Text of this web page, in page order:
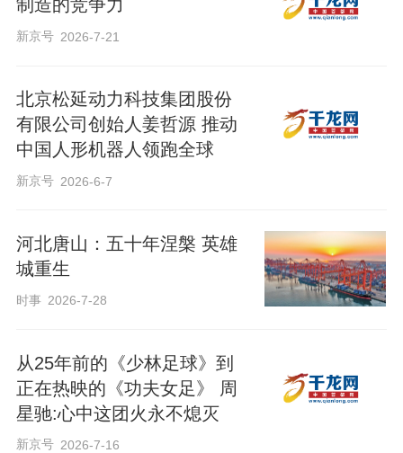
以做成扫地机器人那样，陪伴聊天可以做
成智能音箱那样，工业劳动可以做成机械
高效、更便宜、更省电的设计方案。就算
做成人形，现在的宇树一类的双足机器人
的工业设计也都更像类人家用电器而不是
人本身。人形，本身就是一种审美需求和
多数人身上，最终都会指向一个方向。
这不是什么新鲜事。你看现在市面上已经
存在的性爱玩偶——TPE 材质、金属骨
架、可定制面部、可加热、可发声——价
制造的竞争力
新京号 2026-7-21
北京松延动力科技集团股份
有限公司创始人姜哲源 推动
中国人形机器人领跑全球
新京号 2026-6-7
河北唐山：五十年涅槃 英雄
城重生
时事 2026-7-28
从25年前的《少林足球》到
正在热映的《功夫女足》 周
星驰:心中这团火永不熄灭
新京号 2026-7-16